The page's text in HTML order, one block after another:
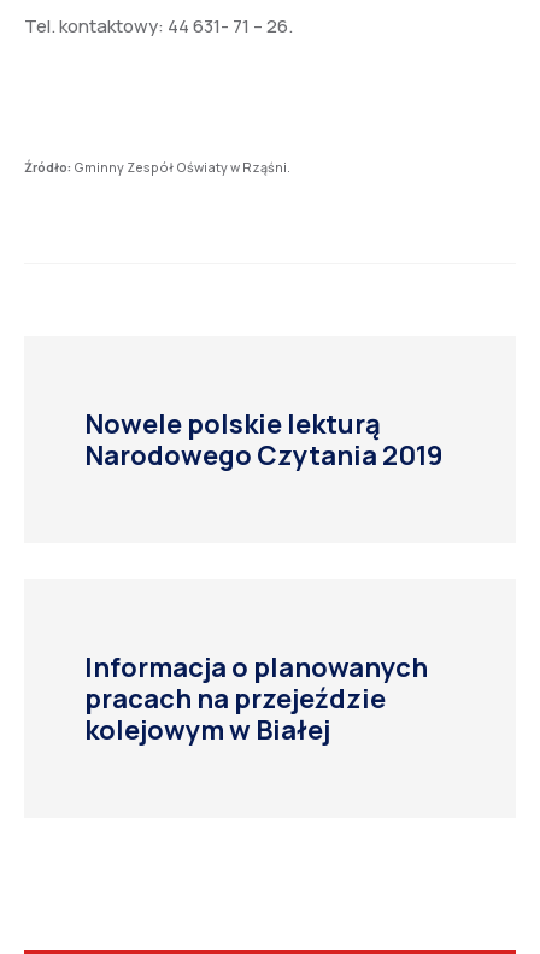
Tel. kontaktowy: 44 631- 71 – 26.
Źródło: Gminny Zespół Oświaty w Rząśni.
Nowele polskie lekturą
Narodowego Czytania 2019
Informacja o planowanych
pracach na przejeździe
kolejowym w Białej